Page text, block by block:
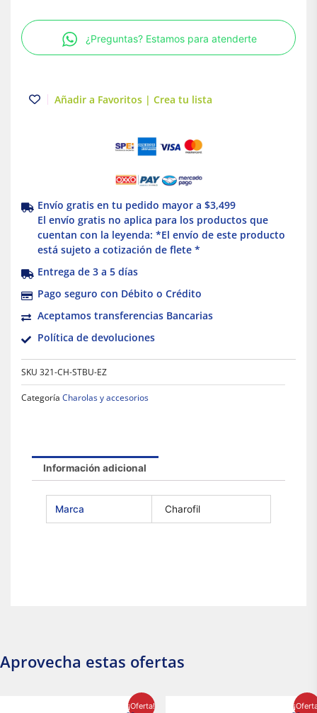
Automatica Para
Todos
Los
¿Preguntas? Estamos para atenderte
Añadir a Favoritos | Crea tu lista
Envío gratis en tu pedido mayor a $3,499
El envío gratis no aplica para los productos que
cuentan con la leyenda: *El envío de este producto
está sujeto a cotización de flete *
Entrega de 3 a 5 días
Pago seguro con Débito o Crédito
Aceptamos transferencias Bancarias
Política de devoluciones
SKU 321-CH-STBU-EZ
Categoría Charolas y accesorios
Información adicional
Marca Charofil
Aprovecha estas ofertas
¡Oferta!